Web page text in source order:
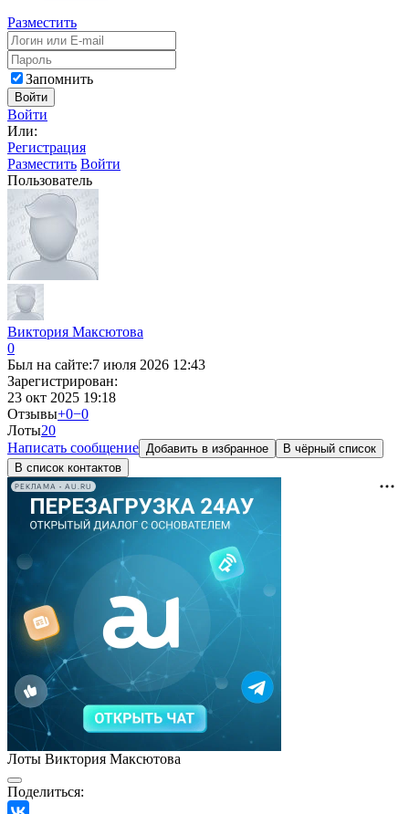
Разместить
Запомнить
Войти
Войти
Или:
Регистрация
Разместить Войти
Пользователь
Виктория Максютова
0
Был на сайте:7 июля 2026 12:43
Зарегистрирован:
23 окт 2025 19:18
Отзывы+0−0
Лоты20
Написать сообщение Добавить в избранное
В чёрный список
В список контактов
РЕКЛАМА • AU.RU
Лоты Виктория Максютова
Поделиться: